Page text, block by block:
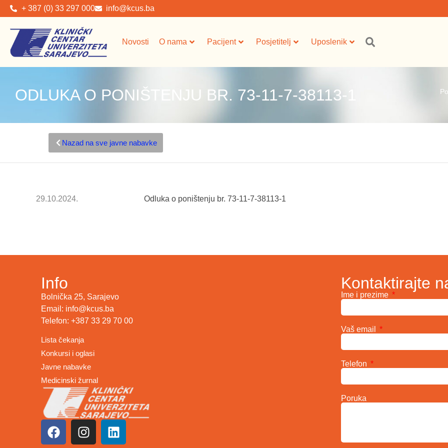
+ 387 (0) 33 297 000 info@kcus.ba
Novosti O nama Pacijent Posjetitelj Uposlenik
ODLUKA O PONIŠTENJU BR. 73-11-7-38113-1
Nazad na sve javne nabavke
29.10.2024. Odluka o poništenju br. 73-11-7-38113-1
Info
Bolnička 25, Sarajevo
Email: info@kcus.ba
Telefon: +387 33 29 70 00
Lista čekanja
Konkursi i oglasi
Javne nabavke
Medicinski žurnal
Kontaktirajte
Ime i prezime
Vaš email
Telefon
Poruka